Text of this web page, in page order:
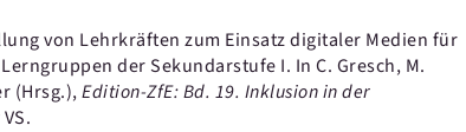
von Lehrkräften zum Einsatz digitaler Medien für
der Sekundarstufe I. In C. Gresch, M.
(Hrsg.),Edition-ZfE: Bd. 19. Inklusion in der